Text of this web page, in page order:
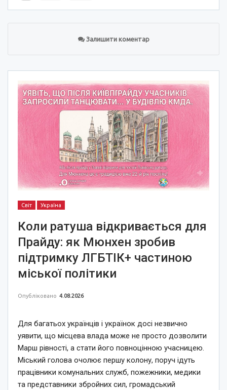
Залишити коментар
Світ Україна
Коли ратуша відкривається для
Прайду: як Мюнхен зробив
підтримку ЛГБТІК+ частиною
міської політики
Опубліковано 4.08.2026
Для багатьох українців і українок досі незвично
уявити, що місцева влада може не просто дозволити
Марш рівності, а стати його повноцінною учасницею.
Міський голова очолює першу колону, поруч ідуть
працівники комунальних служб, пожежники, медики
та представники збройних сил, громадський